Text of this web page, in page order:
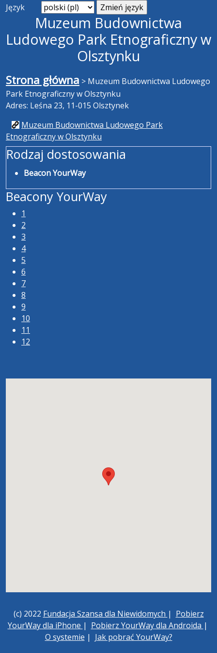
Język
Muzeum Budownictwa
Ludowego Park Etnograficzny w
Olsztynku
Strona główna > Muzeum Budownictwa Ludowego
Park Etnograficzny w Olsztynku
Adres: Leśna 23, 11-015 Olsztynek
Muzeum Budownictwa Ludowego Park
Etnograficzny w Olsztynku
Rodzaj dostosowania
Beacon YourWay
Beacony YourWay
1
2
3
4
5
6
7
8
9
10
11
12
(c) 2022 Fundacja Szansa dla Niewidomych | Pobierz
YourWay dla iPhone | Pobierz YourWay dla Androida |
O systemie | Jak pobrać YourWay?